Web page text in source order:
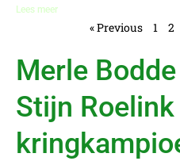
Lees meer
« Previous 1 2
Merle
Stijn Roelink